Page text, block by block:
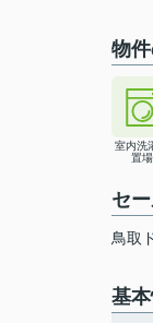
物
室内洗
置場
セ
鳥取
基